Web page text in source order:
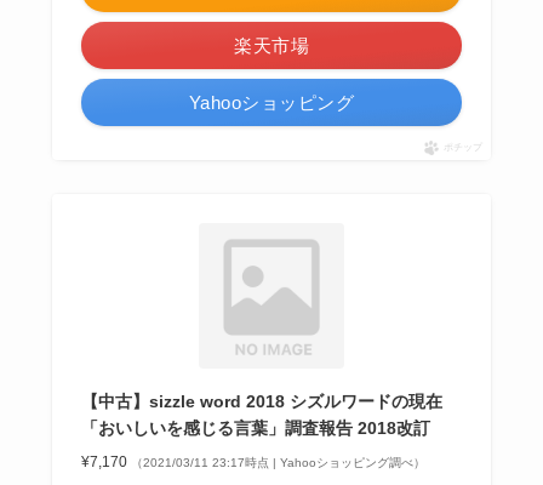
楽天市場
Yahooショッピング
ポチップ
【中古】sizzle word 2018 シズルワードの現在
「おいしいを感じる言葉」調査報告 2018改訂
¥7,170 （2021/03/11 23:17時点 | Yahooショッピング調べ）